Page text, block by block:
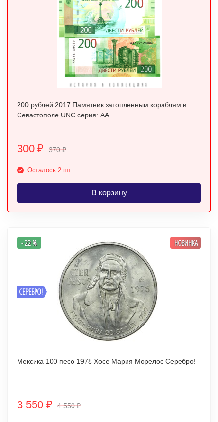
200 рублей 2017 Памятник затопленным кораблям в
Севастополе UNC серия: АА
300 ₽ 370₽
Осталось 2 шт.
В корзину
СЕРЕБРО!
- 22 % НОВИНКА
Мексика 100 песо 1978 Хосе Мария Морелос Серебро!
3 550 ₽ 4 550₽